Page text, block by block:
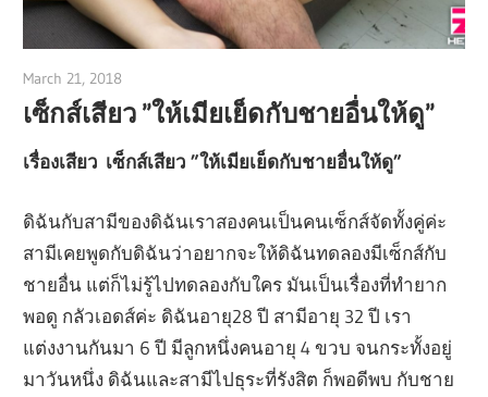
March 21, 2018
เซ็กส์เสียว ”ให้เมียเย็ดกับชายอื่นให้ดู”
เรื่องเสียว เซ็กส์เสียว ”ให้เมียเย็ดกับชายอื่นให้ดู”
ดิฉันกับสามีของดิฉันเราสองคนเป็นคนเซ็กส์จัดทั้งคู่ค่ะ
สามีเคยพูดกับดิฉันว่าอยากจะให้ดิฉันทดลองมีเซ็กส์กับ
ชายอื่น แต่ก็ไม่รู้ไปทดลองกับใคร มันเป็นเรื่องที่ทำยาก
พอดู กลัวเอดส์ค่ะ ดิฉันอายุ28 ปี สามีอายุ 32 ปี เรา
แต่งงานกันมา 6 ปี มีลูกหนึ่งคนอายุ 4 ขวบ จนกระทั้งอยู่
มาวันหนึ่ง ดิฉันและสามีไปธุระที่รังสิต ก็พอดีพบ กับชาย